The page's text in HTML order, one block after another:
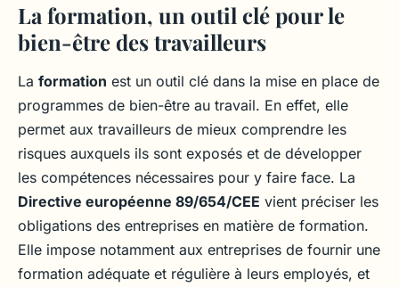
La formation, un outil clé pour le
bien-être des travailleurs
La formation est un outil clé dans la mise en place de
programmes de bien-être au travail. En effet, elle
permet aux travailleurs de mieux comprendre les
risques auxquels ils sont exposés et de développer
les compétences nécessaires pour y faire face. La
Directive européenne 89/654/CEE vient préciser les
obligations des entreprises en matière de formation.
Elle impose notamment aux entreprises de fournir une
formation adéquate et régulière à leurs employés, et